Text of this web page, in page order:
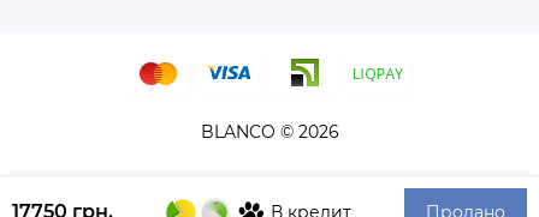
17750 грн. В кредит Продано
BLANCO © 2026